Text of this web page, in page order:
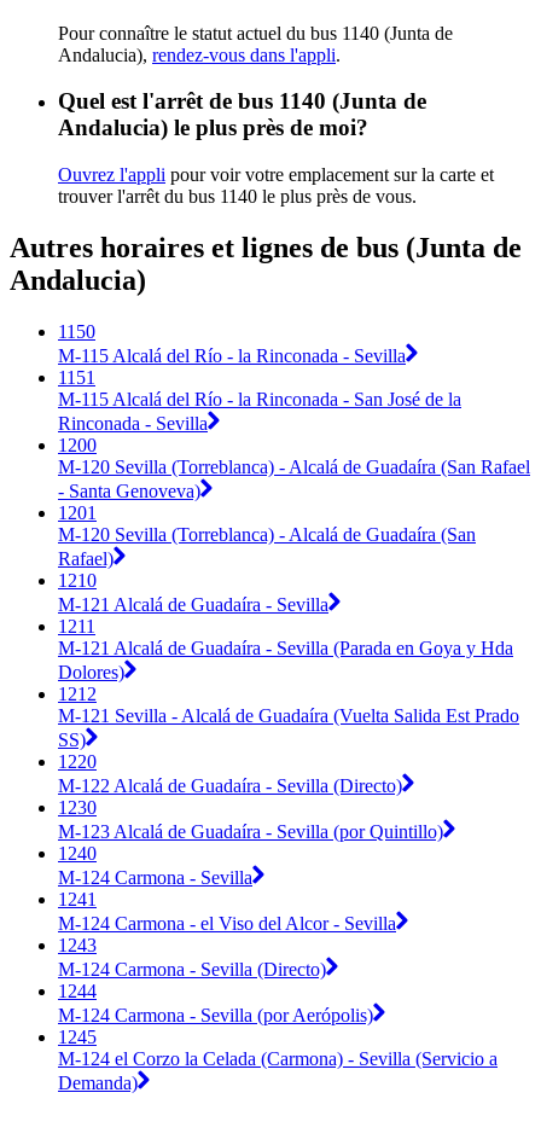
Pour connaître le statut actuel du bus 1140 (Junta de
Andalucia), rendez-vous dans l'appli.
Quel est l'arrêt de bus 1140 (Junta de
Andalucia) le plus près de moi?
Ouvrez l'appli pour voir votre emplacement sur la carte et
trouver l'arrêt du bus 1140 le plus près de vous.
Autres horaires et lignes de bus (Junta de
Andalucia)
1150
M-115 Alcalá del Río - la Rinconada - Sevilla
1151
M-115 Alcalá del Río - la Rinconada - San José de la
Rinconada - Sevilla
1200
M-120 Sevilla (Torreblanca) - Alcalá de Guadaíra (San Rafael
- Santa Genoveva)
1201
M-120 Sevilla (Torreblanca) - Alcalá de Guadaíra (San
Rafael)
1210
M-121 Alcalá de Guadaíra - Sevilla
1211
M-121 Alcalá de Guadaíra - Sevilla (Parada en Goya y Hda
Dolores)
1212
M-121 Sevilla - Alcalá de Guadaíra (Vuelta Salida Est Prado
SS)
1220
M-122 Alcalá de Guadaíra - Sevilla (Directo)
1230
M-123 Alcalá de Guadaíra - Sevilla (por Quintillo)
1240
M-124 Carmona - Sevilla
1241
M-124 Carmona - el Viso del Alcor - Sevilla
1243
M-124 Carmona - Sevilla (Directo)
1244
M-124 Carmona - Sevilla (por Aerópolis)
1245
M-124 el Corzo la Celada (Carmona) - Sevilla (Servicio a
Demanda)